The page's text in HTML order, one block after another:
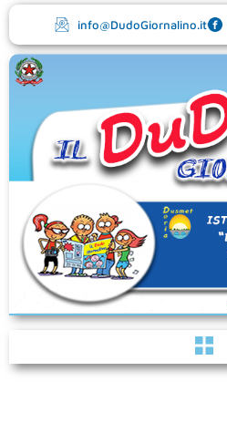
contenuto
info@DudoGiornalino.it
Menu